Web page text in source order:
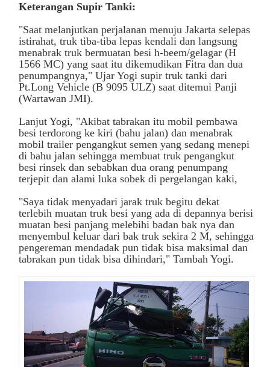
Keterangan Supir Tanki:
"Saat melanjutkan perjalanan menuju Jakarta selepas
istirahat, truk tiba-tiba lepas kendali dan langsung
menabrak truk bermuatan besi h-beem/gelagar (H
1566 MC) yang saat itu dikemudikan Fitra dan dua
penumpangnya," Ujar Yogi supir truk tanki dari
Pt.Long Vehicle (B 9095 ULZ) saat ditemui Panji
(Wartawan JMI).
Lanjut Yogi, "Akibat tabrakan itu mobil pembawa
besi terdorong ke kiri (bahu jalan) dan menabrak
mobil trailer pengangkut semen yang sedang menepi
di bahu jalan sehingga membuat truk pengangkut
besi rinsek dan sebabkan dua orang penumpang
terjepit dan alami luka sobek di pergelangan kaki,
"Saya tidak menyadari jarak truk begitu dekat
terlebih muatan truk besi yang ada di depannya berisi
muatan besi panjang melebihi badan bak nya dan
menyembul keluar dari bak truk sekira 2 M, sehingga
pengereman mendadak pun tidak bisa maksimal dan
tabrakan pun tidak bisa dihindari," Tambah Yogi.